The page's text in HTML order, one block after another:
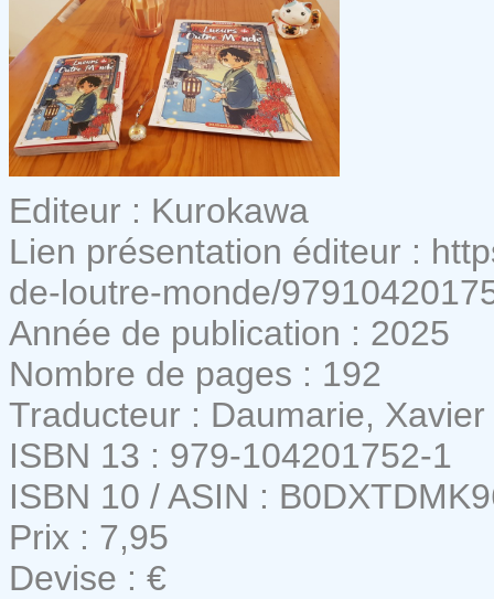
Editeur : Kurokawa
Lien présentation éditeur :
de-loutre-monde/
Année de publication : 2025
Nombre de pages : 192
Traducteur : Daumarie, Xavier
ISBN 13 : 979-104201752-1
ISBN 10 / ASIN :
Prix : 7,95
Devise : €